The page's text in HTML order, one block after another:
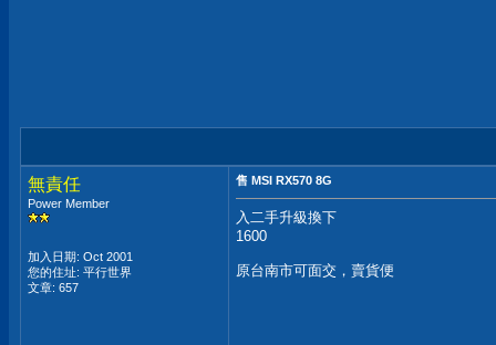
無責任
Power Member
加入日期: Oct 2001
您的住址: 平行世界
文章: 657
售 MSI RX570 8G
入二手升級換下
1600
原台南市可面交，賣貨便